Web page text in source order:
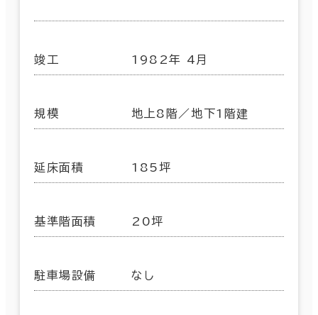
竣工 1982年 4月
規模 地上8階／地下1階建
延床面積 185坪
基準階面積 20坪
駐車場設備 なし